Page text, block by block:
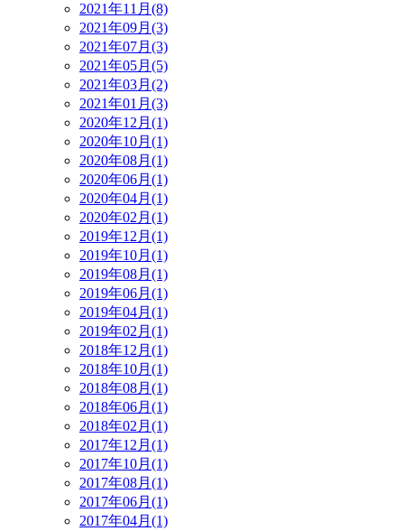
2021年11月(8)
2021年09月(3)
2021年07月(3)
2021年05月(5)
2021年03月(2)
2021年01月(3)
2020年12月(1)
2020年10月(1)
2020年08月(1)
2020年06月(1)
2020年04月(1)
2020年02月(1)
2019年12月(1)
2019年10月(1)
2019年08月(1)
2019年06月(1)
2019年04月(1)
2019年02月(1)
2018年12月(1)
2018年10月(1)
2018年08月(1)
2018年06月(1)
2018年02月(1)
2017年12月(1)
2017年10月(1)
2017年08月(1)
2017年06月(1)
2017年04月(1)